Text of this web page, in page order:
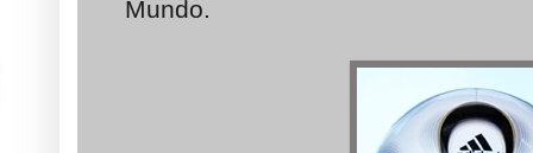
Mundo.